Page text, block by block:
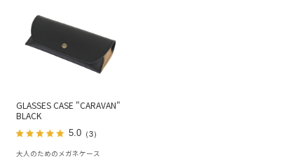
GLASSES CASE "CARAVAN"
BLACK
5.0（3）
大人のためのメガネケース